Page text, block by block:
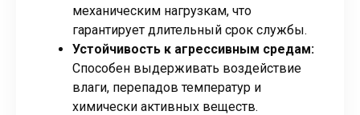
механическим нагрузкам, что
гарантирует длительный срок службы.
Устойчивость к агрессивным средам:
Способен выдерживать воздействие
влаги, перепадов температур и
химически активных веществ.